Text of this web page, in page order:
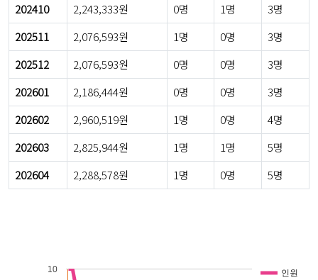
202410 2,243,333원 0명 1명
3명
202511
2,076,593원 1명 0명
3명
202512
2,076,593원 0명 0명
3명
202601
2,186,444원 0명 0명
3명
202602
2,960,519원 1명 0명
4명
202603
2,825,944원 1명 1명
5명
202604
2,288,578원 1명 0명 5명
인원
10